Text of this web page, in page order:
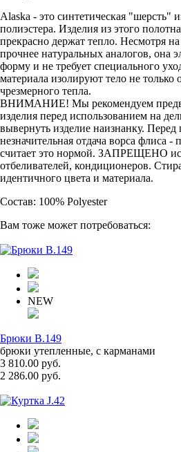
Alaska - это синтетическая "шерсть"
полиэстера. Изделия из этого
прекрасно держат тепло. Несмотря на
прочнее натуральных аналогов, она
форму и не требует специального
материала изолируют тело не только
чрезмерного тепла.
ВНИМАНИЕ! Мы рекомендуем
изделия перед использованием на
вывернуть изделие наизнанку.
незначительная отдача ворса флиса -
считает это нормой. ЗАПРЕЩЕНО
отбеливателей, кондиционеров.
идентичного цвета и материала.
Состав: 100% Polyester
Вам тоже может потребоваться:
NEW
Брюки B.149
брюки утепленные, с карманами
3 810.00 руб.
2 286.00 руб.